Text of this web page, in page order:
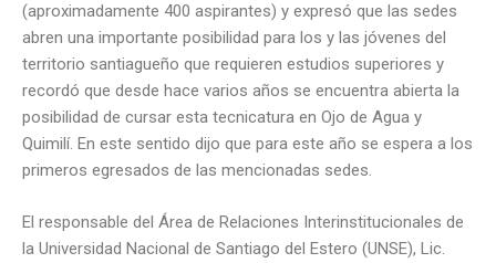
(aproximadamente 400 aspirantes) y expresó que las sedes
abren una importante posibilidad para los y las jóvenes del
territorio santiagueño que requieren estudios superiores y
recordó que desde hace varios años se encuentra abierta la
posibilidad de cursar esta tecnicatura en Ojo de Agua y
Quimilí. En este sentido dijo que para este año se espera a los
primeros egresados de las mencionadas sedes.
El responsable del Área de Relaciones Interinstitucionales de
la Universidad Nacional de Santiago del Estero (UNSE), Lic.